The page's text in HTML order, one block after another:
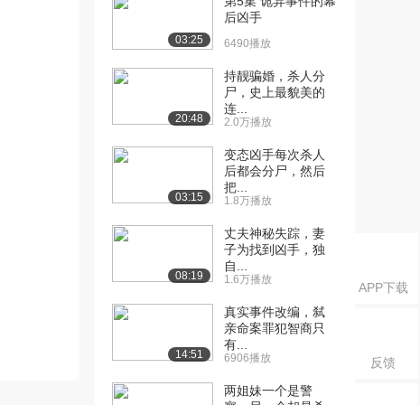
APP下载
反馈
03:25
后凶手
6490播放
20:48
持靓骗婚，杀人分
尸，史上最貌美的
连...
2.0万播放
03:15
变态凶手每次杀人
后都会分尸，然后
把...
1.8万播放
08:19
丈夫神秘失踪，妻
子为找到凶手，独
自...
1.6万播放
14:51
真实事件改编，弑
亲命案罪犯智商只
有...
6906播放
两姐妹一个是警